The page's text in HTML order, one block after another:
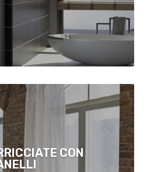
CON